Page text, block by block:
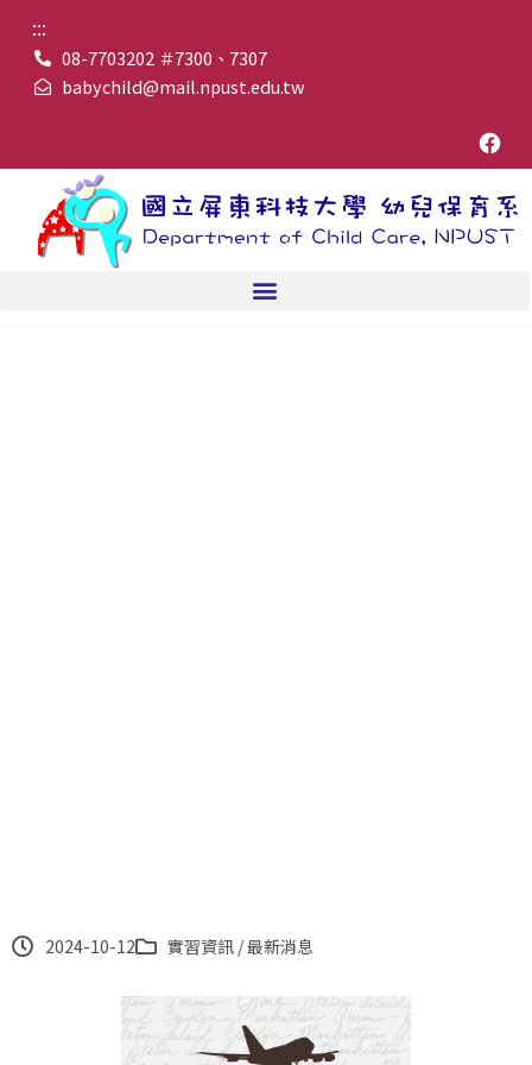
:::
08-7703202 ＃7300、7307
babychild@mail.npust.edu.tw
2024-10-12 實習資訊 /最新消息